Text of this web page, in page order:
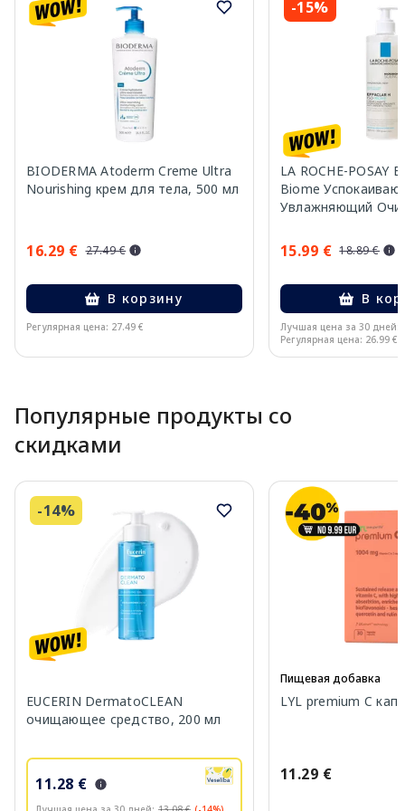
BIODERMA Atoderm Creme Ultra
Nourishing крем для тела, 500 мл
16.29 € 27.49 €
В корзину
Регулярная цена: 27.49 €
-15%
LA ROCHE-POSAY
Biome
Увлажняющий
15.99 € 18.89 €
В
Лучшая цена за 30 дней:
Регулярная цена: 26.99 €
Популярные продукты со
скидками
-14%
EUCERIN DermatoCLEAN
очищающее средство, 200 мл
11.28 €
Пищевая добавка
LYL premium C
11.29 €